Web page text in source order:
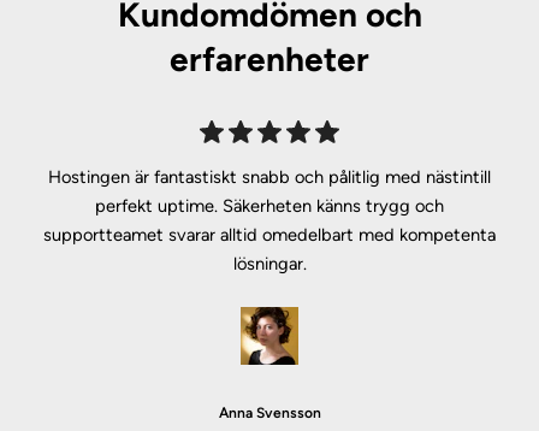
Kundomdömen och
erfarenheter
Hostingen är fantastiskt snabb och pålitlig med nästintill
perfekt uptime. Säkerheten känns trygg och
supportteamet svarar alltid omedelbart med kompetenta
lösningar.
Anna Svensson